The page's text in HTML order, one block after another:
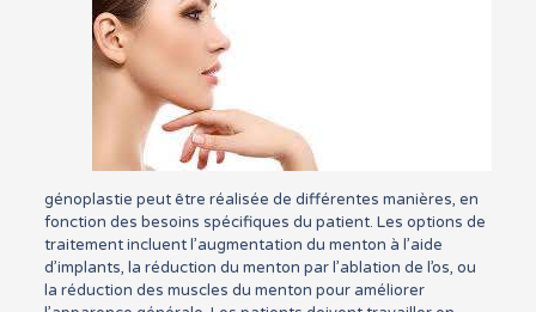
génoplastie peut être réalisée de différentes manières, en
fonction des besoins spécifiques du patient. Les options de
traitement incluent l’augmentation du menton à l’aide
d’implants, la réduction du menton par l’ablation de l’os, ou
la réduction des muscles du menton pour améliorer